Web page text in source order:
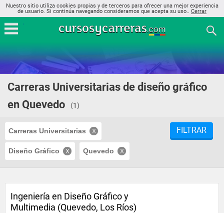
Nuestro sitio utiliza cookies propias y de terceros para ofrecer una mejor experiencia
de usuario. Si continúa navegando consideramos que acepta su uso.. Cerrar
Carreras Universitarias de diseño gráfico
en Quevedo
(1)
Carreras Universitarias
Diseño Gráfico Quevedo
FILTRAR
Ingeniería en Diseño Gráfico y
Multimedia (Quevedo, Los Ríos)